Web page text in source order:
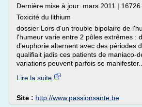
Dernière mise à jour: mars 2011 | 16726
Toxicité du lithium
dossier Lors d'un trouble bipolaire de
l'humeur varie entre 2 pôles extrêmes :
d'euphorie alternent avec des périodes
qualifiait jadis ces patients de maniaco-
variations peuvent parfois se manifester...
Lire la suite
Site : http://www.passionsante.be